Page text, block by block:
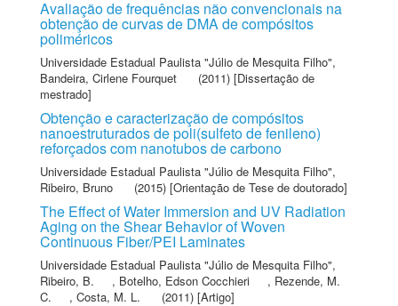
Avaliação de frequências não convencionais na
obtenção de curvas de DMA de compósitos
poliméricos
Universidade Estadual Paulista "Júlio de Mesquita Filho",
Bandeira, Cirlene Fourquet
(2011) [Dissertação de
mestrado]
Obtenção e caracterização de compósitos
nanoestruturados de poli(sulfeto de fenileno)
reforçados com nanotubos de carbono
Universidade Estadual Paulista "Júlio de Mesquita Filho",
Ribeiro, Bruno
(2015) [Orientação de Tese de doutorado]
The Effect of Water Immersion and UV Radiation
Aging on the Shear Behavior of Woven
Continuous Fiber/PEI Laminates
Universidade Estadual Paulista "Júlio de Mesquita Filho",
Ribeiro, B.
, Botelho, Edson Cocchieri , Rezende, M.
C.
, Costa, M. L. (2011) [Artigo]